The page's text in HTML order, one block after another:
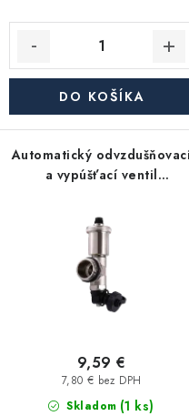
Spojovací materiál
Akcie, Zľavy
Reklamačné podmienky
Obchodné podmienky
DO KOŠÍKA
Automatický
a vypúšťací ventil
Skladom (1 ks)
7,80 € bez DPH
9,59 €